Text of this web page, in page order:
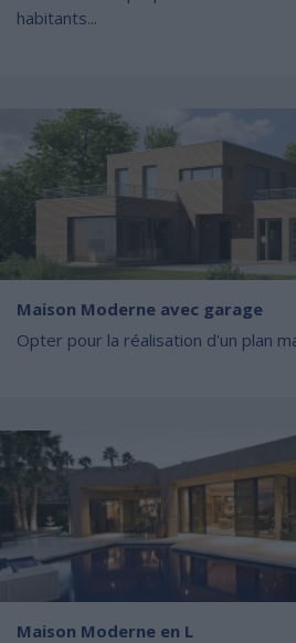
habitants...
Maison Moderne avec garage
Opter pour la réalisation d'un plan
Maison Moderne en L